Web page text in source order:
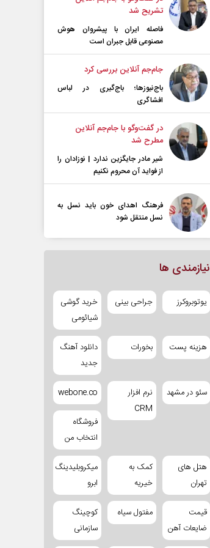
تشریح شد
فاصله ایران با پیشرو‌ان هوش
مصنوعی قابل جبران است
جام‌جم آنلاین بررسی کرد
باج‌نیوزها؛ باج‌گیری در لباس
افشاگری
در گفت‌و‌گو با جام‌جم آنلاین
مطرح شد
شیر مادر جایگزین ندارد | نوزادان را
از فواید آن محروم نکنیم
فرهنگ اهدای خون باید نسل به
نسل منتقل شود
نیازمندی ها
یوتوبروکرز جراحی بینی
خرید گوشی
شیائومی
هزینه پست بخورات
دانلود آهنگ
جدید
سئو در مشهد
نرم افزار
CRM
webone.co
فروشگاه
انتخاب من
هتل های
تهران
کمک به
خیریه
میکروبلیدینگ
ابرو
قیمت
ضایعات آهن
مفتول سیاه
کوچینگ
سازمانی